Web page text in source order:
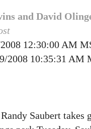
and David
12:30:00 AM
2008 10:35:31 AM
Saubert takes